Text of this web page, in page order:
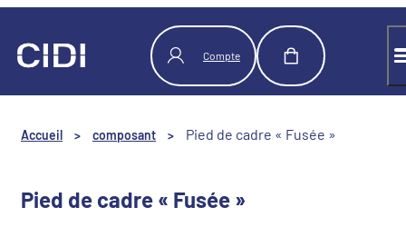
Panneau de gestion des cookies
Compte
Accueil > composant > Pied de cadre « Fusée »
Pied de cadre « Fusée »